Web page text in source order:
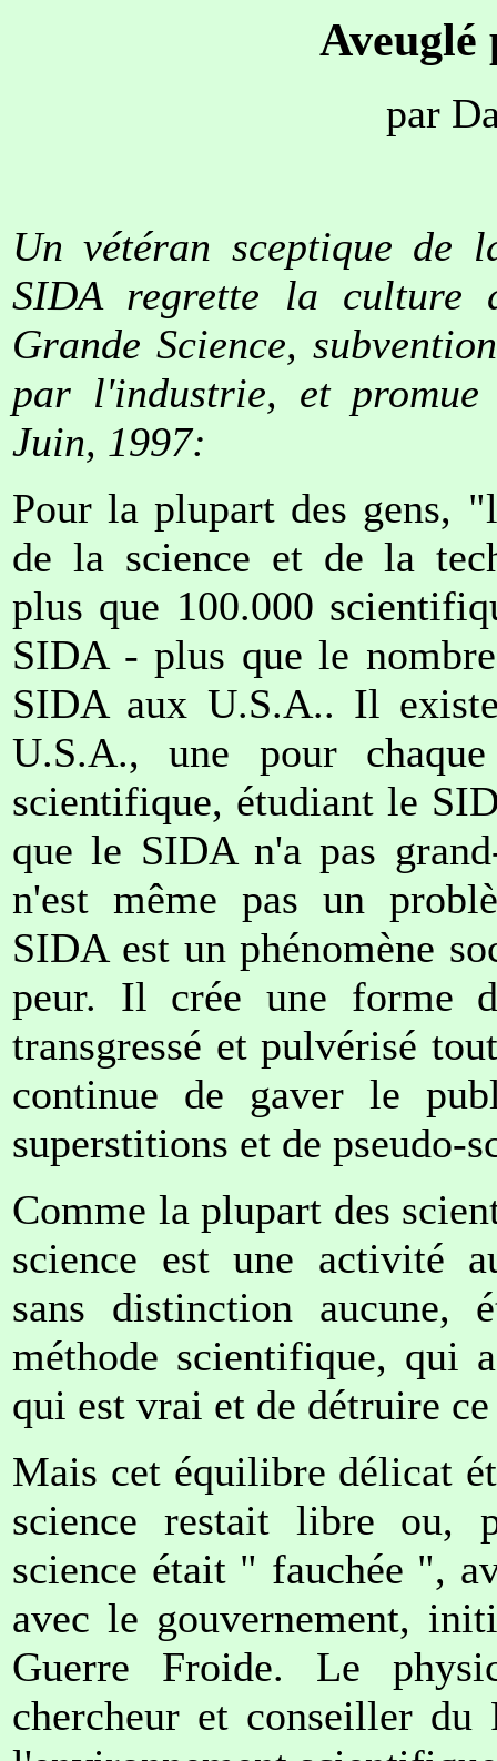
Aveuglé
par
Un vétéran sceptique de
SIDA regrette la culture
Grande Science,
par l'industrie, et promue
Juin, 1997:
Pour la plupart des gens,
de la science et de la
plus que 100.000
SIDA - plus que le
SIDA aux U.S.A.. Il
U.S.A., une pour
scientifique, étudiant le
que le SIDA n'a pas
n'est même pas un
SIDA est un phénomène
peur. Il crée une forme
transgressé et pulvérisé
continue de gaver le
superstitions et de pseudo-
Comme la plupart des
science est une activité
sans distinction
méthode scientifique, qui
qui est vrai et de détruire
Mais cet équilibre délicat
science restait libre ou,
science était " fauchée ",
avec le gouvernement,
Guerre Froide. Le
chercheur et conseiller du